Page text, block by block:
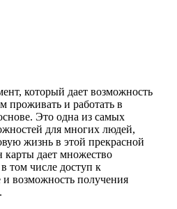
который дает возможность
проживать и работать в
Это одна из самых
для многих людей,
жизнь в этой прекрасной
карты дает множество
том числе доступ к
и возможность получения